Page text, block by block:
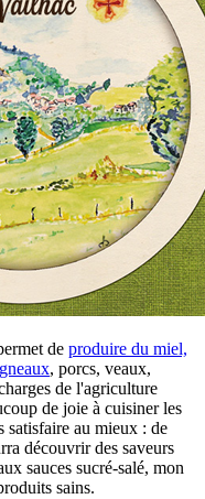
de produire du miel,
, porcs, veaux,
de l'agriculture
de joie à cuisiner les
satisfaire au mieux : de
découvrir des saveurs
sauces sucré-salé, mon
sains.